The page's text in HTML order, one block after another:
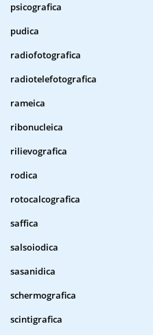
psicografica
pudica
radiofotografica
radiotelefotografica
rameica
ribonucleica
rilievografica
rodica
rotocalcografica
saffica
salsoiodica
sasanidica
schermografica
scintigrafica